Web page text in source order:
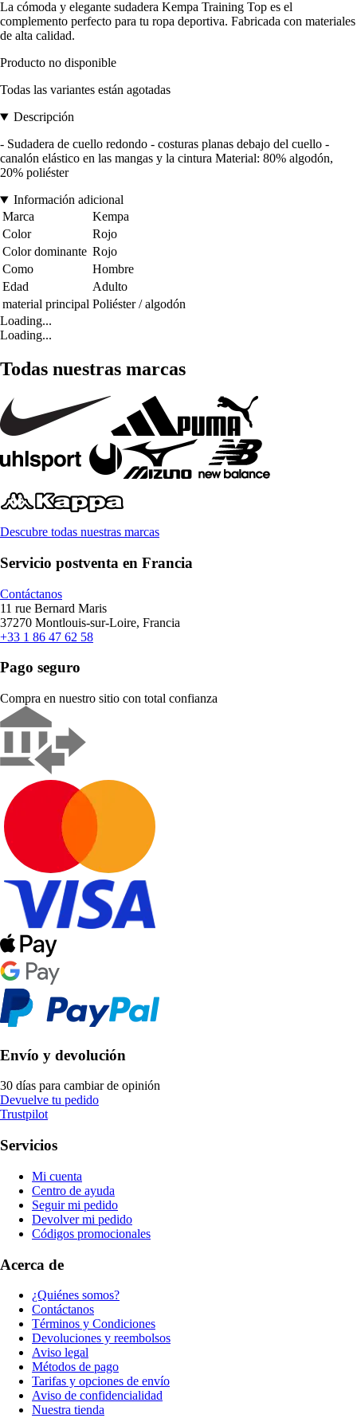
La cómoda y elegante sudadera Kempa Training Top es el
complemento perfecto para tu ropa deportiva. Fabricada con materiales
de alta calidad.
Producto no disponible
Todas las variantes están agotadas
Descripción
- Sudadera de cuello redondo - costuras planas debajo del cuello -
canalón elástico en las mangas y la cintura Material: 80% algodón,
20% poliéster
Información adicional
Marca
Kempa
Color
Rojo
Color dominante Rojo
Como
Hombre
Edad
Adulto
material principal Poliéster / algodón
Loading...
Loading...
Todas nuestras marcas
Descubre todas nuestras marcas
Servicio postventa en Francia
Contáctanos
11 rue Bernard Maris
37270 Montlouis-sur-Loire, Francia
+33 1 86 47 62 58
Pago seguro
Compra en nuestro sitio con total confianza
Envío y devolución
30 días para cambiar de opinión
Devuelve tu pedido
Trustpilot
Servicios
Mi cuenta
Centro de ayuda
Seguir mi pedido
Devolver mi pedido
Códigos promocionales
Acerca de
¿Quiénes somos?
Contáctanos
Términos y Condiciones
Devoluciones y reembolsos
Aviso legal
Métodos de pago
Tarifas y opciones de envío
Aviso de confidencialidad
Nuestra tienda